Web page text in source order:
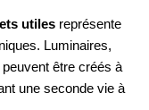
utiles représente
Luminaires,
être créés à
une seconde vie à